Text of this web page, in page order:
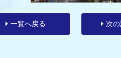
一覧へ戻る 次